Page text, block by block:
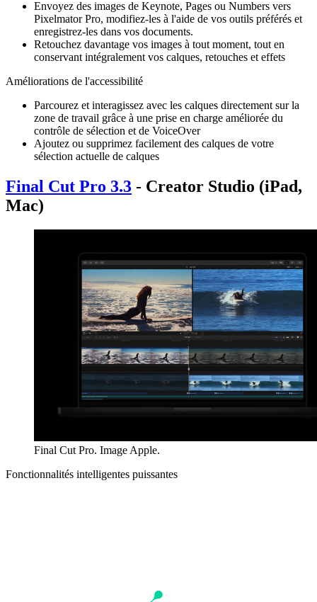
Envoyez des images de Keynote, Pages ou Numbers vers
Pixelmator Pro, modifiez-les à l'aide de vos outils préférés et
enregistrez-les dans vos documents.
Retouchez davantage vos images à tout moment, tout en
conservant intégralement vos calques, retouches et effets
Améliorations de l'accessibilité
Parcourez et interagissez avec les calques directement sur la
zone de travail grâce à une prise en charge améliorée du
contrôle de sélection et de VoiceOver
Ajoutez ou supprimez facilement des calques de votre
sélection actuelle de calques
Final Cut Pro 3.3 - Creator Studio (iPad,
Mac)
Final Cut Pro. Image Apple.
Fonctionnalités intelligentes puissantes